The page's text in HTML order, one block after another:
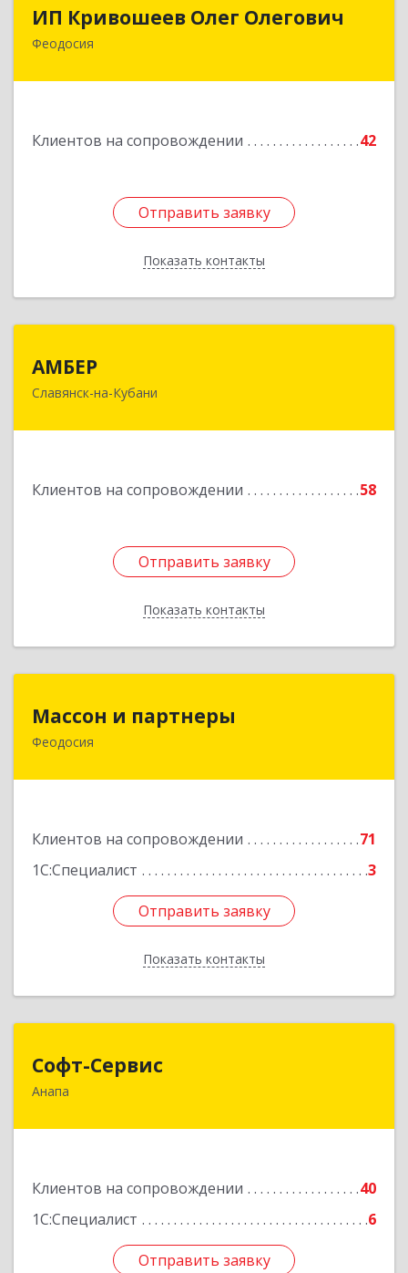
ИП Кривошеев Олег Олегович
Феодосия
Клиентов на сопровождении 42
Отправить заявку
Показать контакты
Отправить заявку
Назад
АМБЕР
Славянск-на-Кубани
Клиентов на сопровождении 58
Отправить заявку
Показать контакты
353562, Краснодарский край, Славянский р-н,
Отправить заявку
Назад
Массон и партнеры
Феодосия
Клиентов на сопровождении
71
1С:Специалист
3
Отправить заявку
Показать контакты
298112, Крым Респ, Феодосия г, Крымская ул,
Отправить заявку
Назад
Софт-Сервис
Анапа
Клиентов на сопровождении
40
1С:Специалист
6
Отправить заявку
353440, Краснодарский край, Анапский р-н,
Отправить заявку